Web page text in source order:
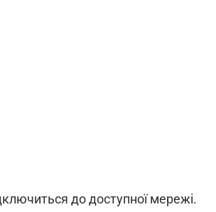
до доступної мережі.